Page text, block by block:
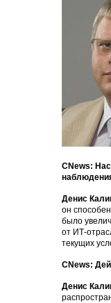
CNews:
Денис
он
было
от ИТ-
текущих
CNews:
Денис